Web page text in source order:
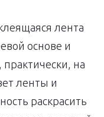
лента
основе и
практически, на
ленты и
раскрасить